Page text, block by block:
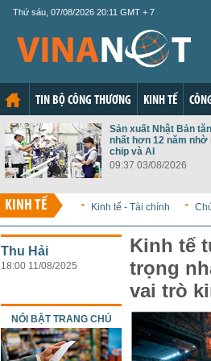
Thứ sáu, 07/08/2026 20:11 GMT + 7
TIN BỘ CÔNG THƯƠNG KINH TẾ
Sản xuất Nhật Bản
nhất hơn 12 năm nhờ
chip và AI
09:37 03/08/2026
KINH TẾ Kinh tế - Tài chính
Kinh tế
trọng
vai trò
Thu Hải
18:00 11/08/2025
NỔI BẬT TRANG CHỦ